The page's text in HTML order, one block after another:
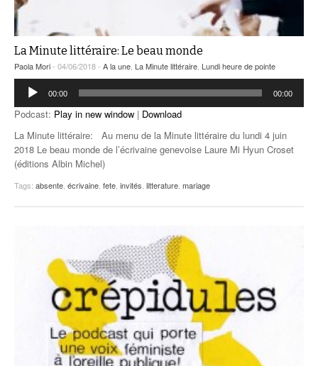
La Minute littéraire: Le beau monde
Paola Mori- 04/06/2018 - A la une La Minute littéraire Lundi heure de pointe
Lecteur
audio
00:00 00:00
Podcast: Play in new window | Download
La Minute littéraire: Au menu de la Minute littéraire du lundi 4 juin
2018 Le beau monde de l’écrivaine genevoise Laure Mi Hyun Croset
(éditions Albin Michel)
Tags: absente écrivaine fete invités litterature mariage